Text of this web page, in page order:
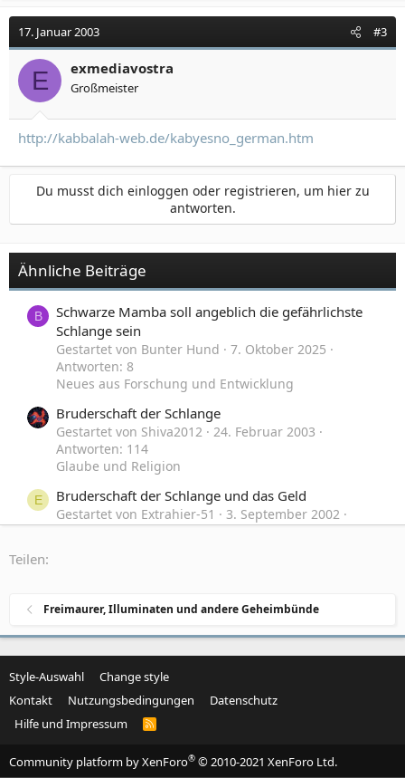
17. Januar 2003 #3
E exmediavostra
Großmeister
http://kabbalah-web.de/kabyesno_german.htm
Du musst dich einloggen oder registrieren, um hier zu
antworten.
Ähnliche Beiträge
B
Schwarze Mamba soll angeblich die gefährlichste
Schlange sein
Gestartet von Bunter Hund
7. Oktober 2025
Antworten: 8
Neues aus Forschung und Entwicklung
Bruderschaft der Schlange
Gestartet von Shiva2012
24. Februar 2003
Antworten: 114
Glaube und Religion
E Bruderschaft der Schlange und das Geld
Gestartet von Extrahier-51
3. September 2002
Teilen:
Freimaurer, Illuminaten und andere Geheimbünde
Style-Auswahl
Change style
Kontakt
Nutzungsbedingungen
Datenschutz
Hilfe und Impressum
R
Community platform by XenForo® © 2010-2021 XenForo Ltd.